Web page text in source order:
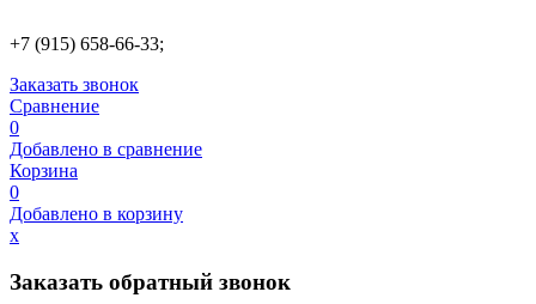
+7 (915) 658-66-33;
Заказать звонок
Сравнение
0
Добавлено в сравнение
Корзина
0
Добавлено в корзину
х
Заказать обратный звонок